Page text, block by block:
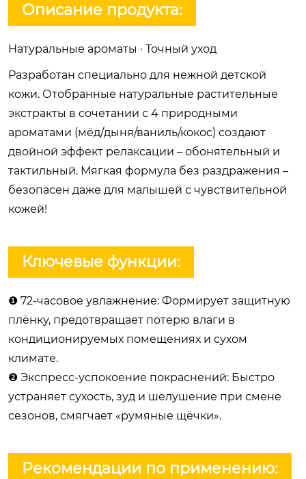
Описание продукта:
Натуральные ароматы · Точный уход
Разработан специально для нежной детской
кожи. Отобранные натуральные растительные
экстракты в сочетании с 4 природными
ароматами (мёд/дыня/ваниль/кокос) создают
двойной эффект релаксации – обонятельный и
тактильный. Мягкая формула без раздражения –
безопасен даже для малышей с чувствительной
кожей!
Ключевые функции:
❶ 72-часовое увлажнение: Формирует защитную
плёнку, предотвращает потерю влаги в
кондиционируемых помещениях и сухом
климате.
❷ Экспресс-успокоение покраснений: Быстро
устраняет сухость, зуд и шелушение при смене
сезонов, смягчает «румяные щёчки».
Рекомендации по применению: